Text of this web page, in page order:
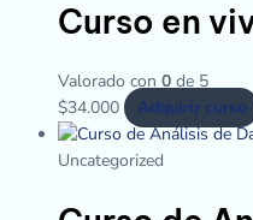
Curso en
Valorado con 0 de 5
$34.000 Adquirir curso
Uncategorized